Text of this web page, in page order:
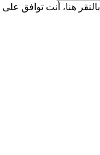
بالنقر هنا، أنت توافق على